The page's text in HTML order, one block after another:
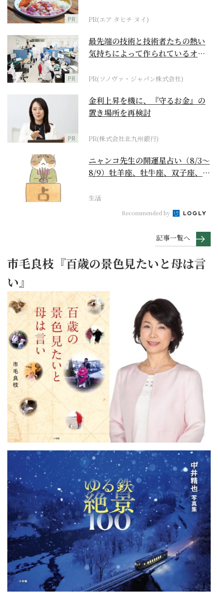
PR PR(エア タヒチ ヌイ)
PR
最先端の技術と技術者たちの熱い
気持ちによって作られているオー
PR(ソノヴァ・ジャパン株式会社)
PR
金利上昇を機に、『守るお金』の
置き場所を再検討
PR(株式会社北九州銀行)
ニャンコ先生の開運星占い（8/3～
8/9）牡羊座、牡牛座、双子座、蟹
生活
Recommended by
記事一覧へ
市毛良枝『百歳の景色見たいと母は言
い』